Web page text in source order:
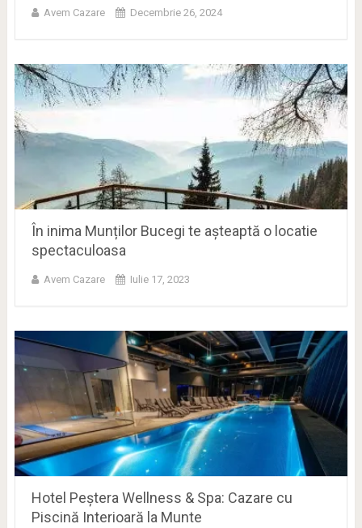
Avem Cazare Decembrie 26, 2024
În inima Munților Bucegi te așteaptă o locatie
spectaculoasa
Avem Cazare Iulie 17, 2023
Hotel Peștera Wellness & Spa: Cazare cu
Piscină Interioară la Munte